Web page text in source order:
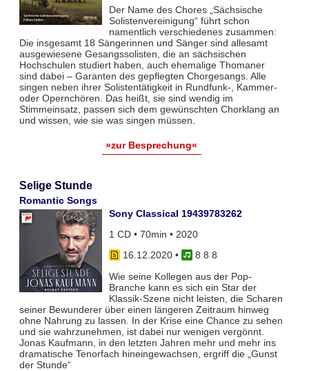
Der Name des Chores „Sächsische
Solistenvereinigung“ führt schon
namentlich verschiedenes zusammen:
Die insgesamt 18 Sängerinnen und Sänger sind allesamt
ausgewiesene Gesangssolisten, die an sächsischen
Hochschulen studiert haben, auch ehemalige Thomaner
sind dabei – Garanten des gepflegten Chorgesangs. Alle
singen neben ihrer Solistentätigkeit in Rundfunk-, Kammer-
oder Opernchören. Das heißt, sie sind wendig im
Stimmeinsatz, passen sich dem gewünschten Chorklang an
und wissen, wie sie was singen müssen.
»zur Besprechung«
Selige Stunde
Romantic Songs
Sony Classical 19439783262
1 CD • 70min • 2020
16.12.2020•
8 8 8
Wie seine Kollegen aus der Pop-
Branche kann es sich ein Star der
Klassik-Szene nicht leisten, die Scharen
seiner Bewunderer über einen längeren Zeitraum hinweg
ohne Nahrung zu lassen. In der Krise eine Chance zu sehen
und sie wahrzunehmen, ist dabei nur wenigen vergönnt.
Jonas Kaufmann, in den letzten Jahren mehr und mehr ins
dramatische Tenorfach hineingewachsen, ergriff die „Gunst
der Stunde“